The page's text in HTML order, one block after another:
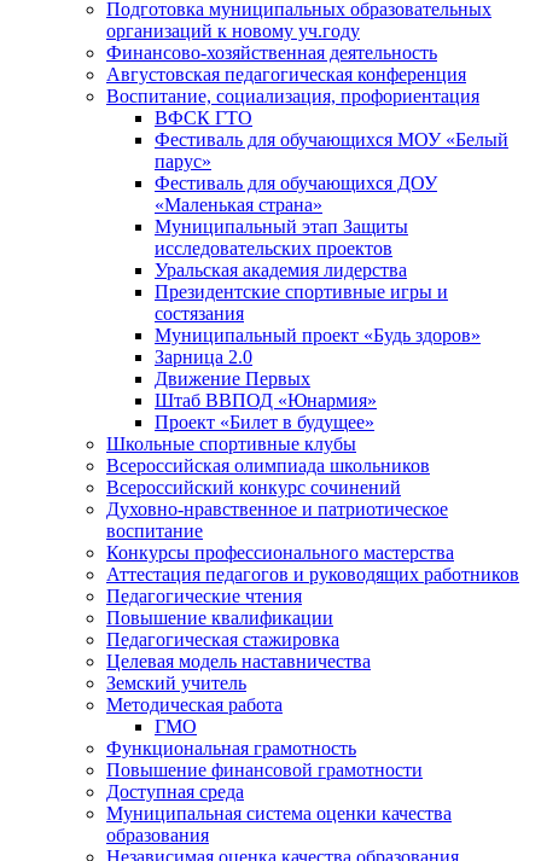
Подготовка муниципальных образовательных
организаций к новому уч.году
Финансово-хозяйственная деятельность
Августовская педагогическая конференция
Воспитание, социализация, профориентация
ВФСК ГТО
Фестиваль для обучающихся МОУ «Белый
парус»
Фестиваль для обучающихся ДОУ
«Маленькая страна»
Муниципальный этап Защиты
исследовательских проектов
Уральская академия лидерства
Президентские спортивные игры и
состязания
Муниципальный проект «Будь здоров»
Зарница 2.0
Движение Первых
Штаб ВВПОД «Юнармия»
Проект «Билет в будущее»
Школьные спортивные клубы
Всероссийская олимпиада школьников
Всероссийский конкурс сочинений
Духовно-нравственное и патриотическое
воспитание
Конкурсы профессионального мастерства
Аттестация педагогов и руководящих работников
Педагогические чтения
Повышение квалификации
Педагогическая стажировка
Целевая модель наставничества
Земский учитель
Методическая работа
ГМО
Функциональная грамотность
Повышение финансовой грамотности
Доступная среда
Муниципальная система оценки качества
образования